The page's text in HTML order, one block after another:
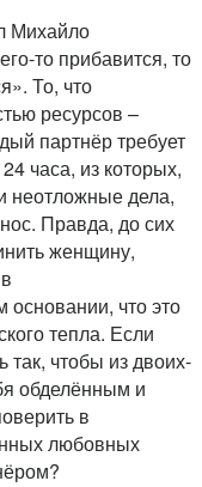
Михайло
то прибавится, то
То, что
ресурсов –
партнёр требует
часа, из которых,
неотложные дела,
Правда, до сих
женщину,
основании, что это
тепла. Если
так, чтобы из двоих-
обделённым и
в
любовных